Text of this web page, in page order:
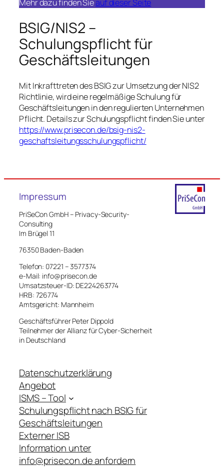
Mehr dazu finden Sieauf dieser Seite
BSIG/NIS2 –
Schulungspflicht für
Geschäftsleitungen
Mit Inkrafttreten des BSIG zur Umsetzung der NIS2
Richtlinie, wird eine regelmäßige Schulung für
Geschäftsleitungen in den regulierten Unternehmen
Pflicht. Details zur Schulungspflicht finden Sie unter
https://www.prisecon.de/bsig-nis2-
geschaftsleitungsschulungspflicht/
Impressum
PriSeCon GmbH – Privacy-Security-
Consulting
Im Brügel 11
76350 Baden-Baden
Telefon: 07221 – 3577374
e-Mail: info@prisecon.de
Umsatzsteuer-ID: DE224263774
HRB: 726774
Amtsgericht: Mannheim
Geschäftsführer Peter Dippold
Teilnehmer der Allianz für Cyber-Sicherheit
in Deutschland
Datenschutzerklärung
Angebot
ISMS – Tool
Schulungspflicht nach BSIG für
Geschäftsleitungen
Externer ISB
Information unter
info@prisecon.de anfordern